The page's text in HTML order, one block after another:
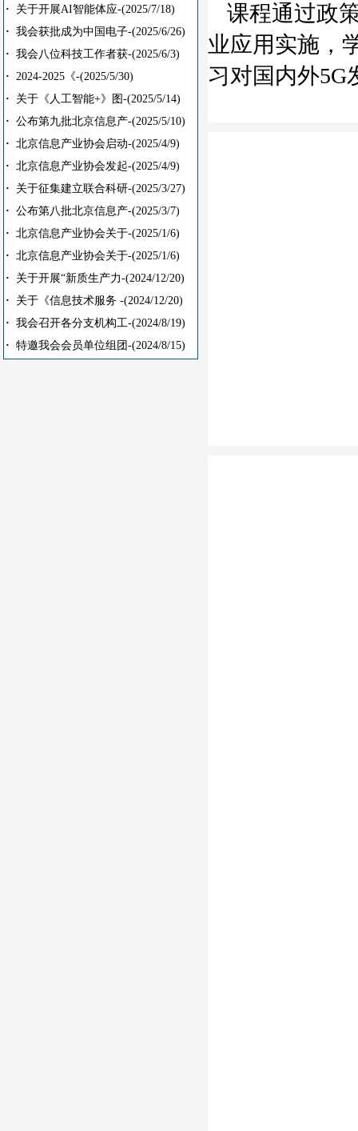
·
关于开展AI智能体应-(2025/7/18)
· 我会获批成为中国电子-(2025/6/26)
· 我会八位科技工作者获-(2025/6/3)
· 2024-2025《-(2025/5/30)
·
关于《人工智能+》图-(2025/5/14)
· 公布第九批北京信息产-(2025/5/10)
· 北京信息产业协会启动-(2025/4/9)
· 北京信息产业协会发起-(2025/4/9)
·
关于征集建立联合科研-(2025/3/27)
· 公布第八批北京信息产-(2025/3/7)
· 北京信息产业协会关于-(2025/1/6)
· 北京信息产业协会关于-(2025/1/6)
·
关于开展“新质生产力-(2024/12/20)
·
关于《信息技术服务 -(2024/12/20)
· 我会召开各分支机构工-(2024/8/19)
· 特邀我会会员单位组团-(2024/8/15)
课程通过政
业应用实施，
习对国内外5G